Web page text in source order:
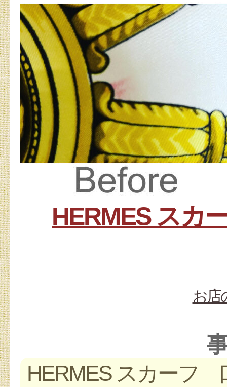
HERMES ス
お店
HERMES スカーフ